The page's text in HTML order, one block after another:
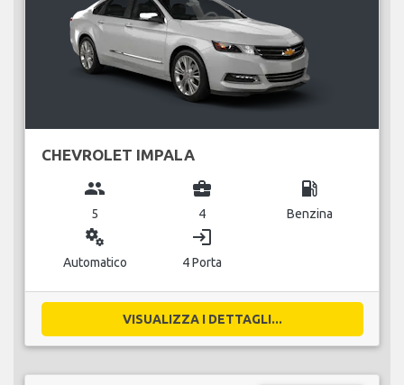
CHEVROLET IMPALA
group
5
business_center
4
local_gas_station
Benzina
miscellaneous_services
Automatico
login
4 Porta
VISUALIZZA I DETTAGLI...